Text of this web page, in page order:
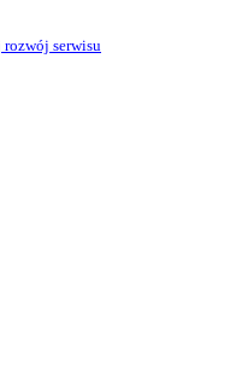
rozwój serwisu